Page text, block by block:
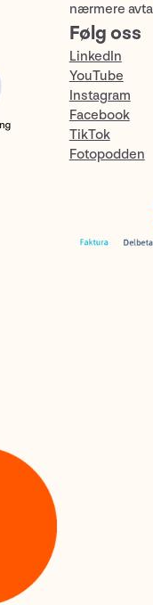
nærmere
Følg oss
LinkedIn
YouTube
Instagram
Facebook
TikTok
Fotopodden